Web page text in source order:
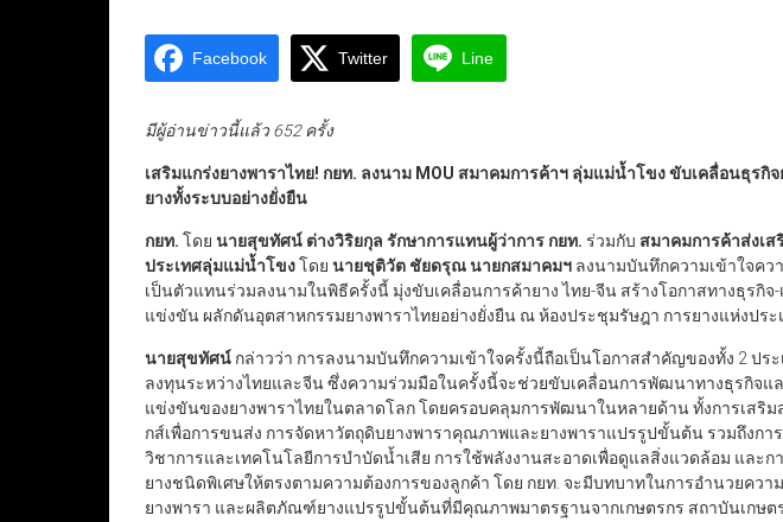
Facebook Twitter Line
มีผู้อ่านข่าวนี้แล้ว 652 ครั้ง
เสริมแกร่งยางพาราไทย! กยท. ลงนาม MOU สมาคมการค้าฯ ลุ่มแม่น้ำโขง ขับเคลื่อนธุรกิจ
ยางทั้งระบบอย่างยั่งยืน
กยท. โดย นายสุขทัศน์ ต่างวิริยกุล รักษาการแทนผู้ว่าการ กยท. ร่วมกับ สมาคมการค้าส่งเ
ประเทศลุ่มแม่น้ำโขงโดย นายชุติวัต ชัยดรุณ นายกสมาคมฯ ลงนามบันทึกความเข้าใจคว
เป็นตัวแทนร่วมลงนามในพิธีครั้งนี้ มุ่งขับเคลื่อนการค้ายาง ไทย-จีน สร้างโอกาสทางธุรกิจ
แข่งขัน ผลักดันอุตสาหกรรมยางพาราไทยอย่างยั่งยืน ณ ห้องประชุมรัษฎา การยางแห่งปร
นายสุขทัศน์ กล่าวว่า การลงนามบันทึกความเข้าใจครั้งนี้ถือเป็นโอกาสสำคัญของทั้ง 2 ประ
ลงทุนระหว่างไทยและจีน ซึ่งความร่วมมือในครั้งนี้จะช่วยขับเคลื่อนการพัฒนาทางธุรกิจแ
แข่งขันของยางพาราไทยในตลาดโลก โดยครอบคลุมการพัฒนาในหลายด้าน ทั้งการเสริ
กส์เพื่อการขนส่ง การจัดหาวัตถุดิบยางพาราคุณภาพและยางพาราแปรรูปขั้นต้น รวมถึงกา
วิชาการและเทคโนโลยีการบำบัดน้ำเสีย การใช้พลังงานสะอาดเพื่อดูแลสิ่งแวดล้อม และ
ยางชนิดพิเศษให้ตรงตามความต้องการของลูกค้า โดย กยท. จะมีบทบาทในการอำนวยคว
ยางพารา และผลิตภัณฑ์ยางแปรรูปขั้นต้นที่มีคุณภาพมาตรฐานจากเกษตรกร สถาบันเกษต